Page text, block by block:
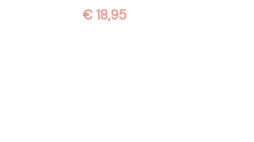
€18,95